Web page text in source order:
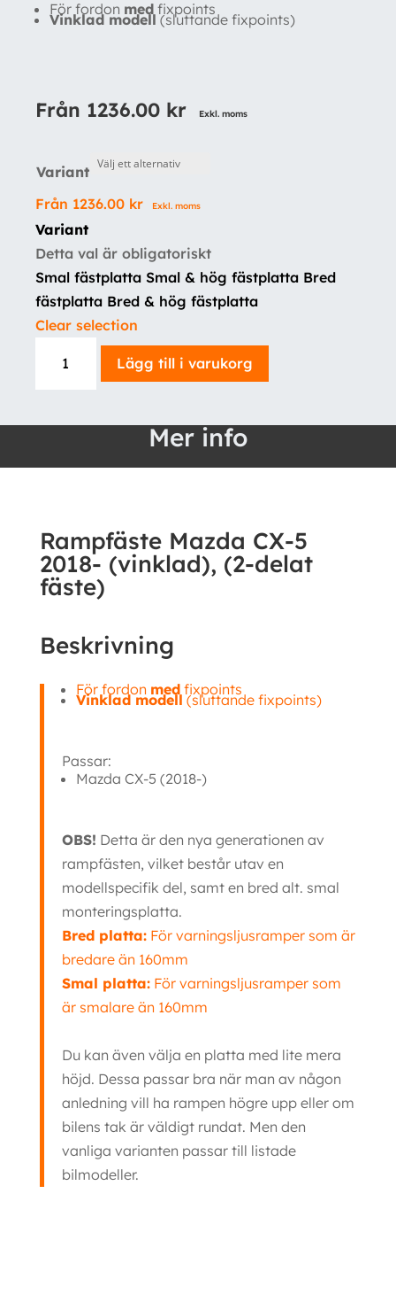
För fordon med fixpoints
Vinklad modell (sluttande fixpoints)
Från 1236.00 kr Exkl. moms
Variant
Från 1236.00 kr Exkl. moms
Variant
Detta val är obligatoriskt
Smal fästplatta Smal & hög fästplatta Bred
fästplatta Bred & hög fästplatta
Clear selection
Rampfäste
Mazda
(vinklad),
fäste)
mängd
Lägg till i varukorg
Mer info
Rampfäste Mazda CX-5
2018- (vinklad), (2-delat
fäste)
Beskrivning
För fordon medfixpoints
Vinklad modell (sluttande fixpoints)
Passar:
Mazda CX-5 (2018-)
OBS! Detta är den nya generationen av
rampfästen, vilket består utav en
modellspecifik del, samt en bred alt. smal
monteringsplatta.
Bred platta:För varningsljusramper som är
bredare än 160mm
Smal platta:För varningsljusramper som
är smalare än 160mm
Du kan även välja en platta med lite mera
höjd. Dessa passar bra när man av någon
anledning vill ha rampen högre upp eller om
bilens tak är väldigt rundat. Men den
vanliga varianten passar till listade
bilmodeller.